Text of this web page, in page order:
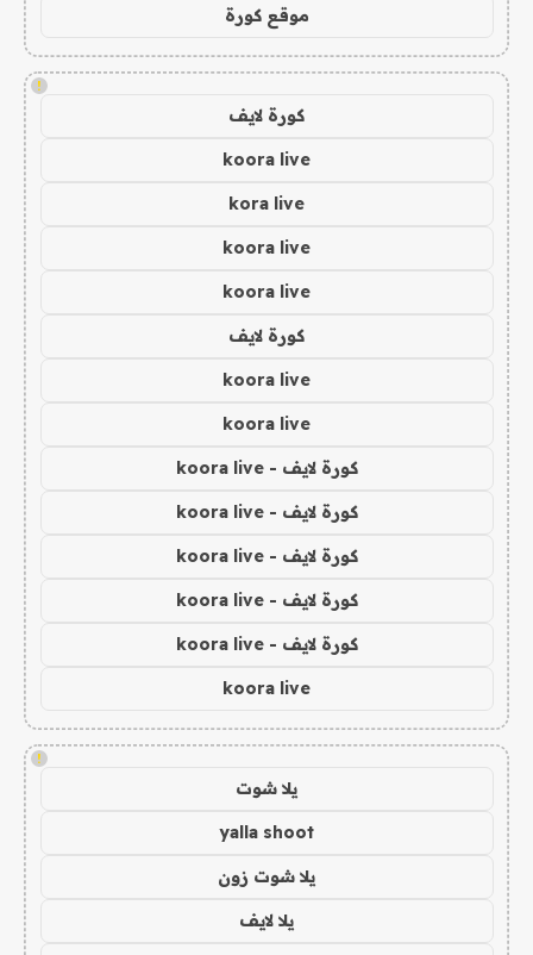
موقع كورة
!
كورة لايف
koora live
kora live
koora live
koora live
كورة لايف
koora live
koora live
كورة لايف - koora live
كورة لايف - koora live
كورة لايف - koora live
كورة لايف - koora live
كورة لايف - koora live
koora live
!
يلا شوت
yalla shoot
يلا شوت زون
يلا لايف